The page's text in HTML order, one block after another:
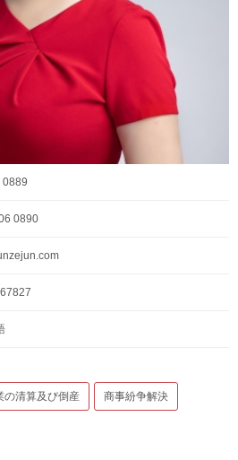
0889
0890
の清算及び倒産 商事紛争解決